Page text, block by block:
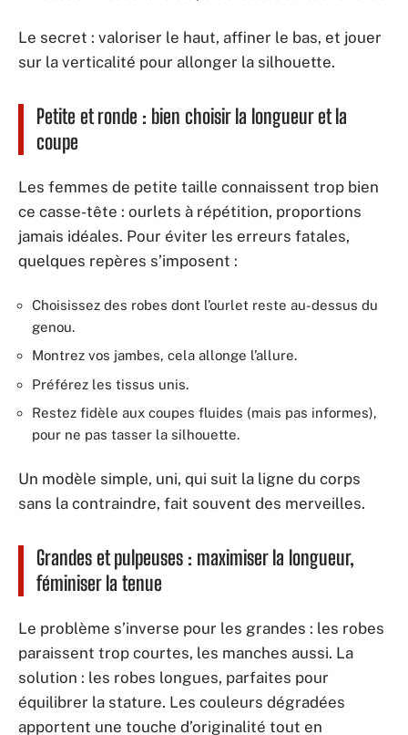
Le secret : valoriser le haut, affiner le bas, et jouer
sur la verticalité pour allonger la silhouette.
Petite et ronde : bien choisir la longueur et la
coupe
Les femmes de petite taille connaissent trop bien
ce casse-tête : ourlets à répétition, proportions
jamais idéales. Pour éviter les erreurs fatales,
quelques repères s’imposent :
Choisissez des robes dont l’ourlet reste au-dessus du
genou.
Montrez vos jambes, cela allonge l’allure.
Préférez les tissus unis.
Restez fidèle aux coupes fluides (mais pas informes),
pour ne pas tasser la silhouette.
Un modèle simple, uni, qui suit la ligne du corps
sans la contraindre, fait souvent des merveilles.
Grandes et pulpeuses : maximiser la longueur,
féminiser la tenue
Le problème s’inverse pour les grandes : les robes
paraissent trop courtes, les manches aussi. La
solution : les robes longues, parfaites pour
équilibrer la stature. Les couleurs dégradées
apportent une touche d’originalité tout en